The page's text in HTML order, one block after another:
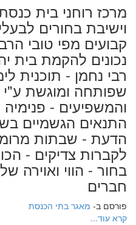
מרכז רוחני בית
וישיבת בחורים
קבועים מפי טובי
נכונים להקמת בית
רבי נחמן - תוכנית
שפותחה ומוגשת ע"י
והמשפיעים -
התנאים הגשמיים
הדעת - שבתות
לקברות צדיקים -
בחור - הווי ואוירה
חברים
פורסם ב- מאגר בתי הכנסת
קרא עוד...